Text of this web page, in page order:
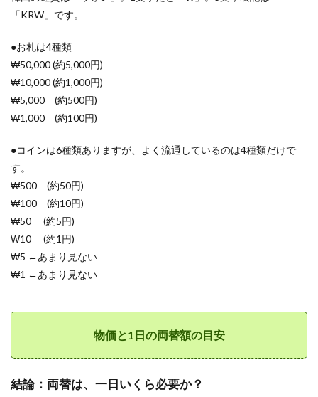
ンター
バンク
トツに
良い
3.1
外貨
サー
の手
較(韓
国ウ
4
②【手
数料
3〜
空港で
【手数
「KRW」です。
●お札は4種類
₩50,000 (約5,000円)
₩10,000 (約1,000円)
₩5,000 (約500円)
₩1,000 (約100円)
●コインは6種類ありますが、よく流通しているのは4種類だけで
す。
₩500 (約50円)
₩100 (約10円)
₩50 (約5円)
₩10 (約1円)
₩5 ←あまり見ない
₩1 ←あまり見ない
物価と1日の両替額の目安
結論：両替は、一日いくら必要か？